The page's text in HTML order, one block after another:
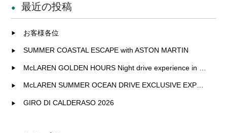
の
ペ
ー
ジ
最近の投稿
お客様各位
SUMMER COASTAL ESCAPE with ASTON MARTIN
McLAREN GOLDEN HOURS Night drive experience in Fukuoka
McLAREN SUMMER OCEAN DRIVE EXCLUSIVE EXPERIENCE IN KITAKYUSHU
GIRO DI CALDERASO 2026